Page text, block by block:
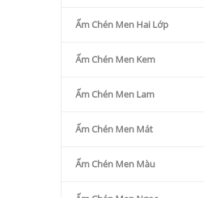
Ấm Chén Men Hai Lớp
Ấm Chén Men Kem
Ấm Chén Men Lam
Ấm Chén Men Mát
Ấm Chén Men Màu